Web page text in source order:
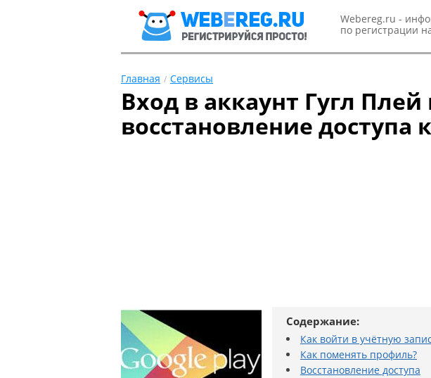
Webereg.ru -
по регистрации
Главная Сервисы
Вход в аккаунт Гугл Плей
восстановление доступа
Содержание:
Как войти в учётную
Как поменять профиль?
Восстановление доступа